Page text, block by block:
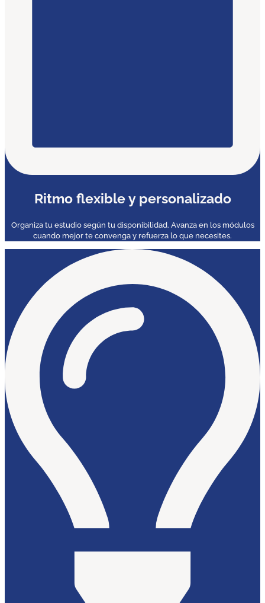
Ritmo flexible y personalizado
Organiza tu estudio según tu disponibilidad. Avanza en los módulos
cuando mejor te convenga y refuerza lo que necesites.